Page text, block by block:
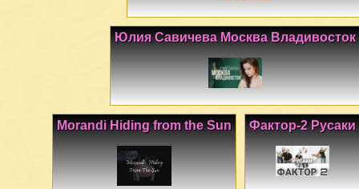
Юлия Савичева Москва Владивосток
Фактор-2 Русаки
Morandi Hiding from the Sun